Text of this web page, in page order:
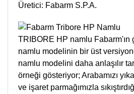
Üretici: Fabarm S.P.A.
TRIBORE HP namlu
namlu modelinin bir üst
namlu modelini daha anlaşılır
örneği gösteriyor; Arabamızı
ve işaret parmağımızla